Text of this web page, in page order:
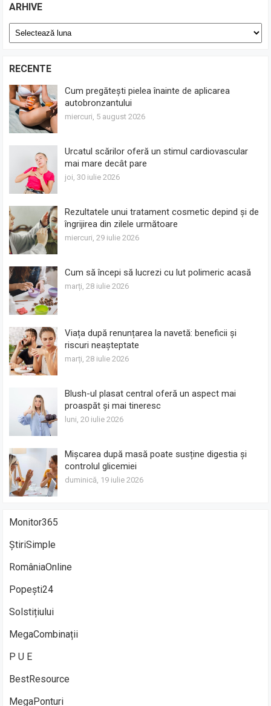
ARHIVE
Arhive
RECENTE
Cum pregătești pielea înainte de aplicarea
autobronzantului
miercuri, 5 august 2026
Urcatul scărilor oferă un stimul cardiovascular
mai mare decât pare
joi, 30 iulie 2026
Rezultatele unui tratament cosmetic depind și de
îngrijirea din zilele următoare
miercuri, 29 iulie 2026
Cum să începi să lucrezi cu lut polimeric acasă
marți, 28 iulie 2026
Viața după renunțarea la navetă: beneficii și
riscuri neașteptate
marți, 28 iulie 2026
Blush-ul plasat central oferă un aspect mai
proaspăt și mai tineresc
luni, 20 iulie 2026
Mișcarea după masă poate susține digestia și
controlul glicemiei
duminică, 19 iulie 2026
Monitor365
ȘtiriSimple
RomâniaOnline
Popești24
Solstițiului
MegaCombinații
P U E
BestResource
MegaPonturi